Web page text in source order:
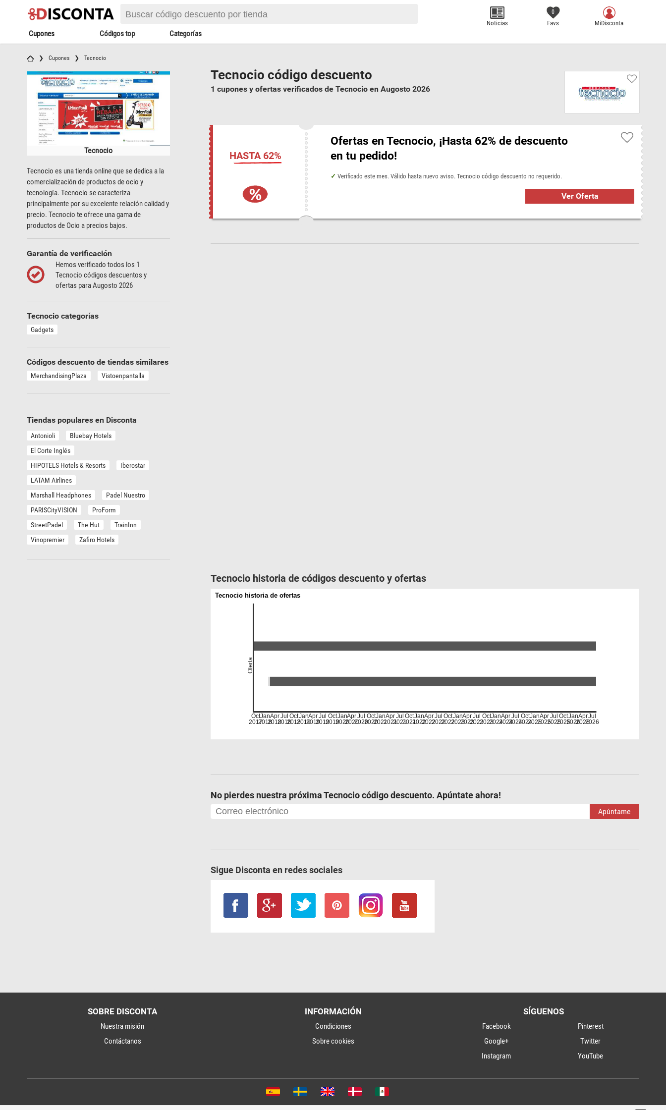
Noticias
0
Favs MiDisconta
Cupones Códigos top Categorías
Cupones Tecnocio
Tecnocio
Tecnocio es una tienda online que se dedica a la
comercialización de productos de ocio y
tecnología. Tecnocio se caracteriza
principalmente por su excelente relación calidad y
precio. Tecnocio te ofrece una gama de
productos de Ocio a precios bajos.
Garantía de verificación
Hemos verificado todos los 1
Tecnocio códigos descuentos y
ofertas para Augosto 2026
Tecnocio categorías
Gadgets
Códigos descuento de tiendas similares
MerchandisingPlaza Vistoenpantalla
Tiendas populares en Disconta
Antonioli
Bluebay Hotels
El Corte Inglés
HIPOTELS Hotels & Resorts
Iberostar
LATAM Airlines
Marshall Headphones
Padel Nuestro
PARISCityVISION
ProForm
StreetPadel
The Hut
TrainInn
Vinopremier
Zafiro Hotels
Tecnocio código descuento
1 cupones y ofertas verificados de Tecnocio en Augosto 2026
HASTA 62%
Ofertas en Tecnocio, ¡Hasta 62% de descuento
en tu pedido!
Verificado este mes. Válido hasta nuevo aviso. Tecnocio código descuento no requerido.
Ver Oferta
Tecnocio historia de códigos descuento y ofertas
Tecnocio historia de ofertas
Oct
2017
Jan
2018
Apr
2018
Jul
2018
Oct
2018
Jan
2019
Apr
2019
Jul
2019
Oct
2019
Jan
2020
Apr
2020
Jul
2020
Oct
2020
Jan
2021
Apr
2021
Jul
2021
Oct
2021
Jan
2022
Apr
2022
Jul
2022
Oct
2022
Jan
2023
Apr
2023
Jul
2023
Oct
2023
Jan
2024
Apr
2024
Jul
2024
Oct
2024
Jan
2025
Apr
2025
Jul
2025
Oct
2025
Jan
2026
Apr
2026
Jul
2026
Oferta
No pierdes nuestra próxima Tecnocio código descuento. Apúntate ahora!
Apúntame
Sigue Disconta en redes sociales
SOBRE DISCONTA
Nuestra misión
Contáctanos
INFORMACIÓN
Condiciones
Sobre cookies
SÍGUENOS
Facebook
Google+
Instagram
Pinterest
Twitter
YouTube